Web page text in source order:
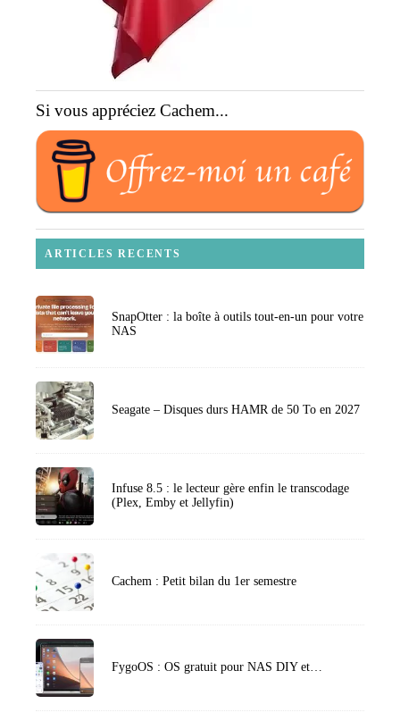
Si vous appréciez Cachem...
ARTICLES RECENTS
SnapOtter : la boîte à outils tout-en-un pour votre
NAS
Seagate – Disques durs HAMR de 50 To en 2027
Infuse 8.5 : le lecteur gère enfin le transcodage
(Plex, Emby et Jellyfin)
Cachem : Petit bilan du 1er semestre
FygoOS : OS gratuit pour NAS DIY et…